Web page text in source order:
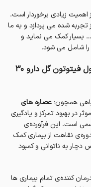
زیادی برخوردار است.
تجربه شده می پردازد و به ما
… بسیار کمک می نماید و
شامل می شود.
آثار فارماکولوژی و مکانیسم اثر کپسول فیتوتون گل دارو 30
همچون؛ عصاره های
در بهبود تمرکز و یادگیری
است. این فرآورده‌ی
نقاهت از بیماری کمک
به ناتوانی و کمبود
کننده‌ی تمام بیماری ها